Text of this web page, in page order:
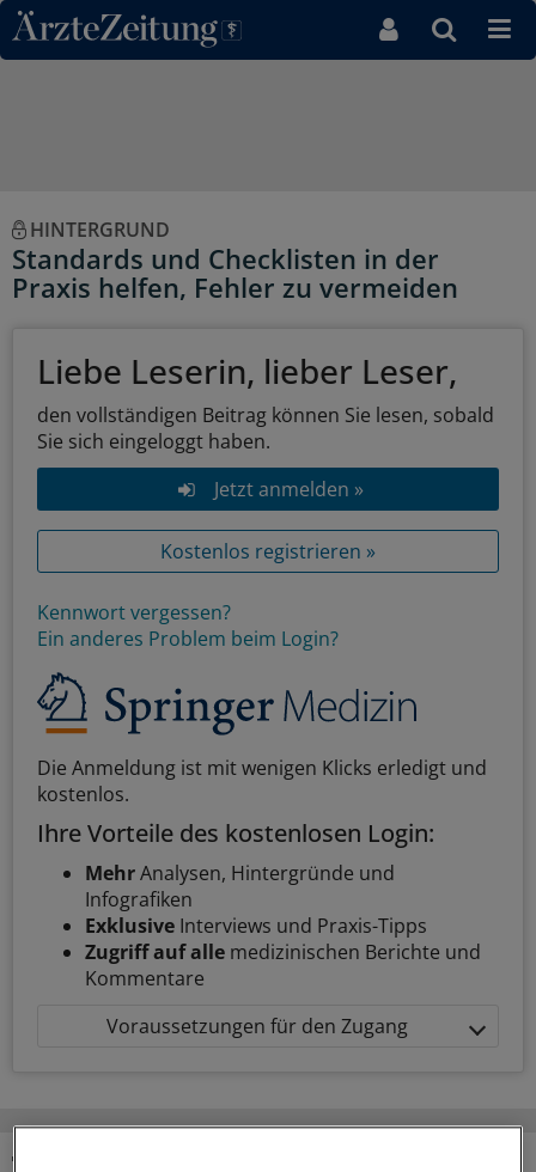
Direkt zum Inhaltsbereich
HINTERGRUND
Standards und Checklisten in der
Praxis helfen, Fehler zu vermeiden
Liebe Leserin, lieber Leser,
den vollständigen Beitrag können Sie lesen, sobald
Sie sich eingeloggt haben.
Jetzt anmelden »
Kostenlos registrieren »
Kennwort vergessen?
Ein anderes Problem beim Login?
Die Anmeldung ist mit wenigen Klicks erledigt und
kostenlos.
Ihre Vorteile des kostenlosen Login:
MehrAnalysen, Hintergründe und
Infografiken
Exklusive Interviews und Praxis-Tipps
Zugriff auf alle medizinischen Berichte und
Kommentare
Voraussetzungen für den Zugang